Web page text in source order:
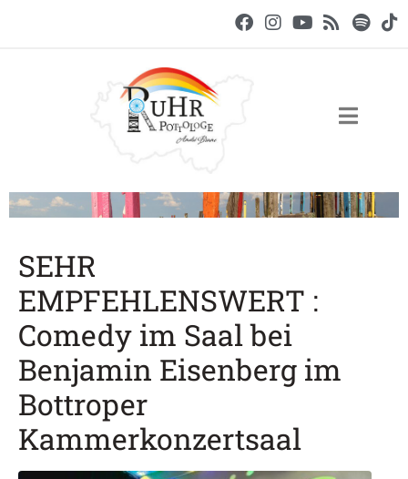
SEHR
EMPFEHLENSWERT :
Comedy im Saal bei
Benjamin Eisenberg im
Bottroper
Kammerkonzertsaal